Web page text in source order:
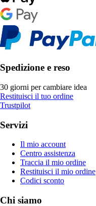
Spedizione e reso
30 giorni per cambiare idea
Restituisci il tuo ordine
Trustpilot
Servizi
Il mio account
Centro assistenza
Traccia il mio ordine
Restituisci il mio ordine
Codici sconto
Chi siamo